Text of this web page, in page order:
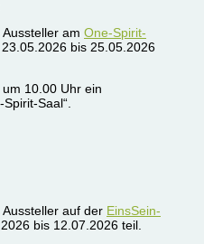
am One-Spirit-
bis 25.05.2026
10.00 Uhr ein
Saal“.
auf der EinsSein-
bis 12.07.2026 teil.